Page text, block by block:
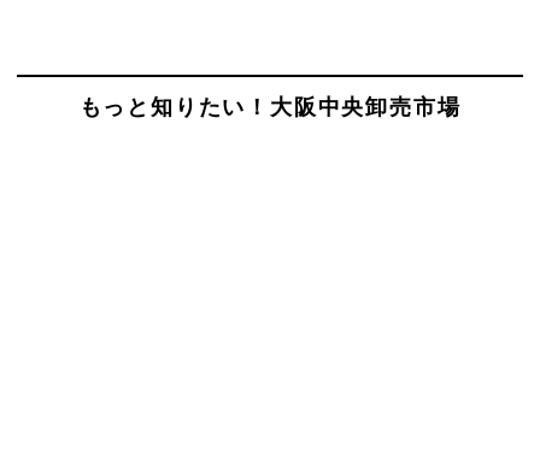
もっと知りたい！大阪中央卸売市場